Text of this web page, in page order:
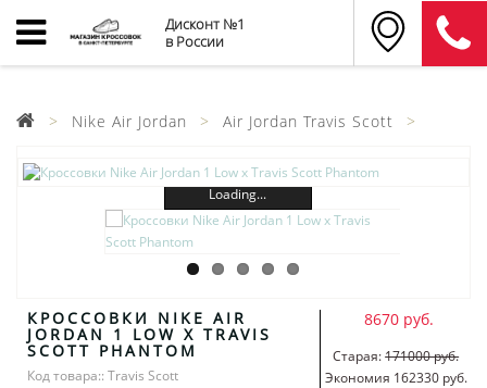
Дисконт №1
в России
Nike Air Jordan Air Jordan Travis Scott
Loading...
КРОССОВКИ NIKE AIR
JORDAN 1 LOW X TRAVIS
SCOTT PHANTOM
Код товара:: Travis Scott
8670 руб.
Старая:171000 руб.
Экономия 162330 руб.